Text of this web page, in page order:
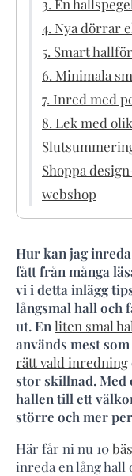
3. En
4. Nya dörrar
5. Smart
6. Minimala
7. Inred med
8. Lek med
Shoppa
webshop
Hur kan jag
fått från många
vi i detta inlägg
långsmal hall och
ut. En liten smal
används mest
rätt vald inredning
stor skillnad. Med
hallen till ett
större och mer
Här får ni nu 10
inreda en lång hall